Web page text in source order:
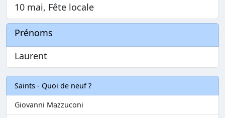
10 mai, Fête locale
Prénoms
Laurent
Saints - Quoi de neuf ?
Giovanni Mazzuconi